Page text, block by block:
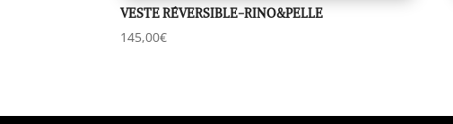
VESTE RÉVERSIBLE-RINO&PELLE
145,00€